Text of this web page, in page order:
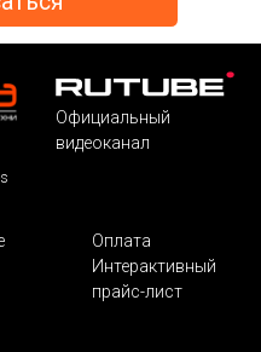
Официальный
видеоканал
Оплата
Интерактивный
прайс-лист